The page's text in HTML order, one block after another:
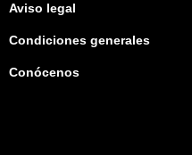
Aviso legal
Condiciones generales
Conócenos